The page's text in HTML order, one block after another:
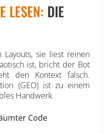
LESEN: DIE
sie liest reinen
ist, bricht der Bot
den Kontext falsch.
(GEO) ist zu einem
Handwerk.
Code